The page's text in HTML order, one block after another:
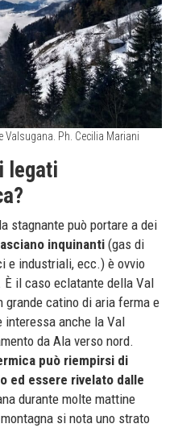
Valsugana. Ph. Cecilia Mariani
legati
stagnante può portare a dei
inquinanti (gas di
e industriali, ecc.) è ovvio
. È il caso eclatante della Val
grande catino di aria ferma e
interessa anche la Val
da Ala verso nord.
può riempirsi di
ed essere rivelato dalle
durante molte mattine
montagna si nota uno strato